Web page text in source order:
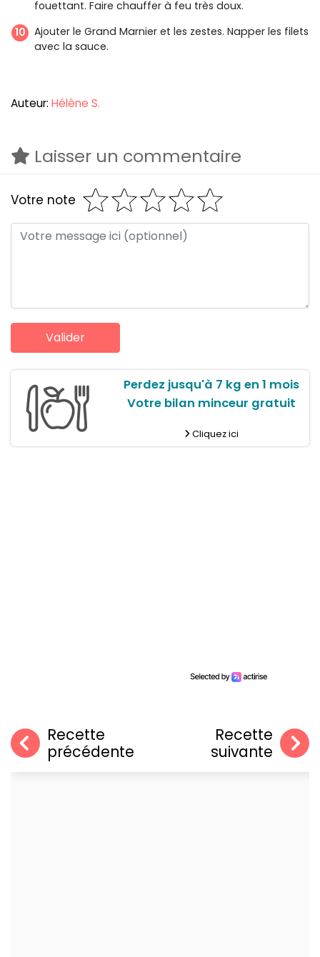
fouettant. Faire chauffer à feu très doux.
Ajouter le Grand Marnier et les zestes. Napper les filets
avec la sauce.
Auteur: Hélène S.
Laisser un commentaire
Votre note
Perdez jusqu'à 7 kg en 1 mois
Votre bilan minceur gratuit
Cliquez ici
Recette
précédente
Recette
suivante